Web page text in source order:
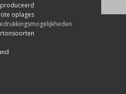
oplages